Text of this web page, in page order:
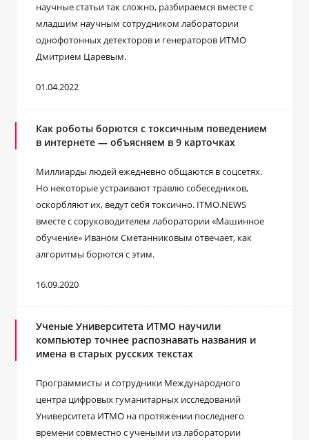
научные статьи так сложно, разбираемся вместе с
младшим научным сотрудником лаборатории
однофотонных детекторов и генераторов ИТМО
Дмитрием Царевым.
01.04.2022
Как роботы борются с токсичным поведением
в интернете ― объясняем в 9 карточках
Миллиарды людей ежедневно общаются в соцсетях.
Но некоторые устраивают травлю собеседников,
оскорбляют их, ведут себя токсично. ITMO.NEWS
вместе с соруководителем лаборатории «Машинное
обучение» Иваном Сметанниковым отвечает, как
алгоритмы борются с этим.
16.09.2020
Ученые Университета ИТМО научили
компьютер точнее распознавать названия и
имена в старых русских текстах
Программисты и сотрудники Международного
центра цифровых гуманитарных исследований
Университета ИТМО на протяжении последнего
времени совместно с учеными из лаборатории